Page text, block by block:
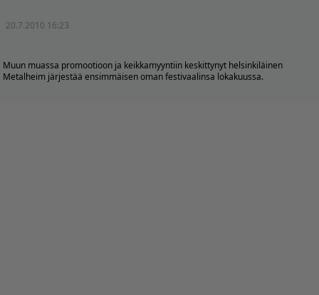
20.7.2010 16:23
Muun muassa promootioon ja keikkamyyntiin keskittynyt helsinkiläinen
Metalheim järjestää ensimmäisen oman festivaalinsa lokakuussa.